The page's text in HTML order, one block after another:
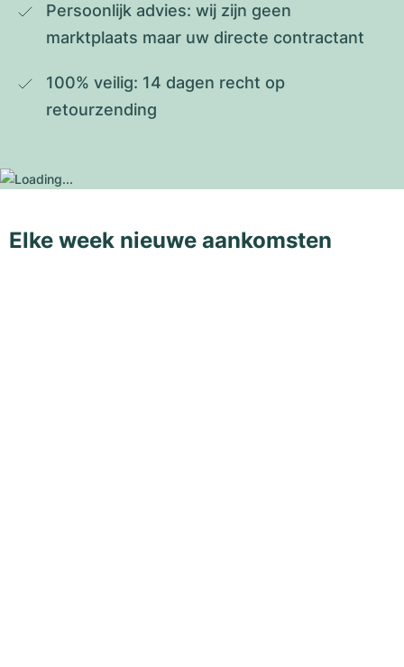
Persoonlijk advies: wij zijn geen
marktplaats maar uw directe contractant
100% veilig: 14 dagen recht op
retourzending
Elke week nieuwe aankomsten